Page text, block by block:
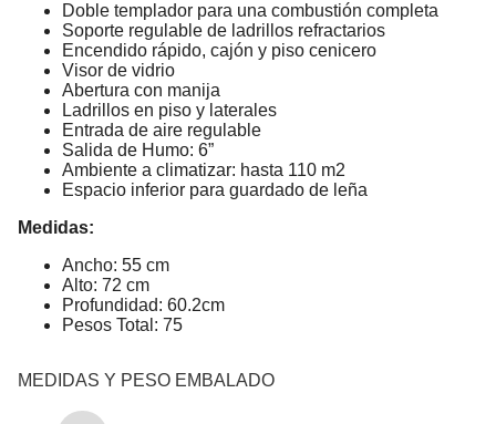
Doble templador para una combustión completa
Soporte regulable de ladrillos refractarios
Encendido rápido, cajón y piso cenicero
Visor de vidrio
Abertura con manija
Ladrillos en piso y laterales
Entrada de aire regulable
Salida de Humo: 6”
Ambiente a climatizar: hasta 110 m2
Espacio inferior para guardado de leña
Medidas:
Ancho: 55 cm
Alto: 72 cm
Profundidad: 60.2cm
Pesos Total: 75
MEDIDAS Y PESO EMBALADO